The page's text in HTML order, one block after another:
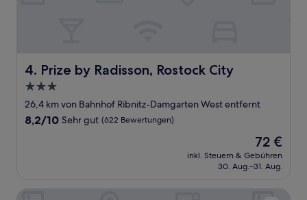
4. Prize by Radisson, Rostock City
Prize by Radisson, Rostock City
3.0-
Sterne-
Unterkunft
26,4 km von Bahnhof Ribnitz-Damgarten West entfernt
8.2
Bewertungen)
8,2/10 Sehr gut (622 Bewertungen)
Der
Preis
beträgt
72 €
inkl. Steuern & Gebühren
30. Aug.–31. Aug.